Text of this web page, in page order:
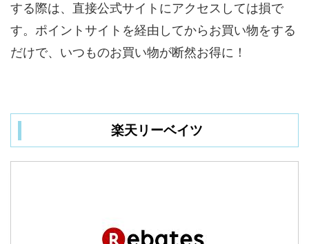
する際は、直接公式サイトにアクセスしては損で
す。ポイントサイトを経由してからお買い物をする
だけで、いつものお買い物が断然お得に！
楽天リーベイツ